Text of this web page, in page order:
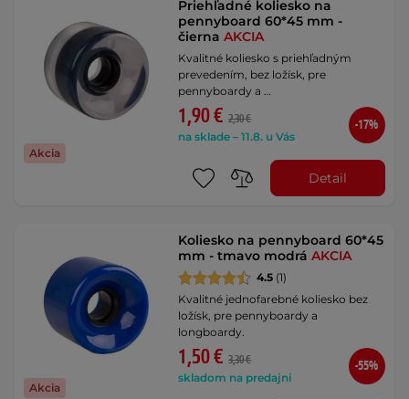
Akcia
Priehľadné koliesko na
pennyboard 60*45 mm -
čiernaAKCIA
Kvalitné koliesko s priehľadným
prevedením, bez ložísk, pre
pennyboardy a …
1,90 € 2,30 €
na sklade – 11.8. u Vás
-17%
Detail
Akcia
Koliesko na pennyboard 60*45
mm - tmavo modráAKCIA
4.5 (1)
Kvalitné jednofarebné koliesko bez
ložísk, pre pennyboardy a
longboardy.
1,50 € 3,30 €
skladom na predajni
-55%